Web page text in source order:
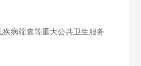
病筛查等重大公共卫生服务